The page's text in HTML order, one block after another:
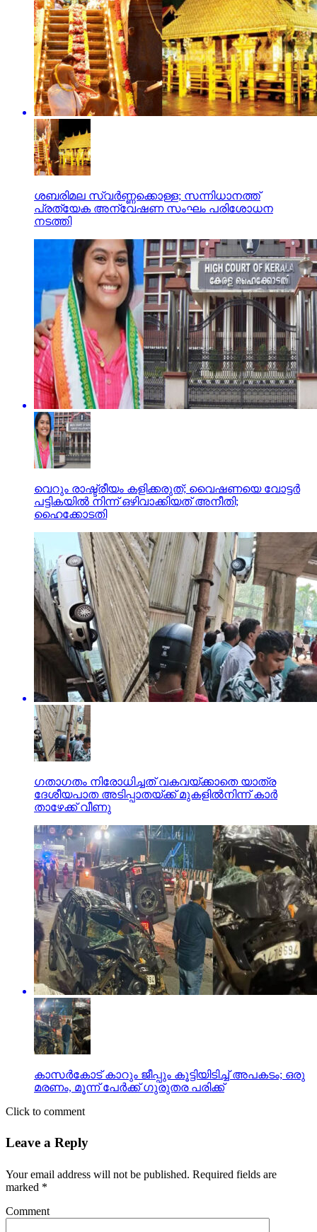
ശബരിമല സ്വര്‍ണ്ണക്കൊള്ള; സന്നിധാനത്ത്
പ്രത്യേക അന്വേഷണ സംഘം പരിശോധന
നടത്തി
വെറും രാഷ്ട്രീയം കളിക്കരുത്; വൈഷണയെ വോട്ടര്‍
പട്ടികയില്‍ നിന്ന് ഒഴിവാക്കിയത് അനീതി;
ഹൈക്കോടതി
ഗതാഗതം നിരോധിച്ചത് വകവയ്ക്കാതെ യാത്ര
ദേശീയപാത അടിപ്പാതയ്ക്ക് മുകളില്‍നിന്ന് കാര്‍
താഴേക്ക് വീണു
കാസര്‍കോട് കാറും ജീപ്പും കൂട്ടിയിടിച്ച് അപകടം; ഒരു
മരണം, മൂന്ന് പേര്‍ക്ക് ഗുരുതര പരിക്ക്
Click to comment
Leave a Reply
Your email address will not be published. Required fields are
marked *
Comment